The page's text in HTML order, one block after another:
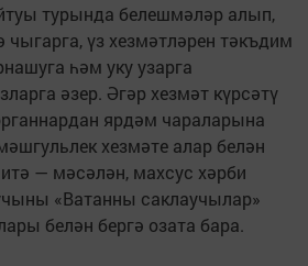
турында белешмәләр алып,
чыгарга, үз хезмәтләрен тәкъдим
һәм уку узарга
әзер. Әгәр хезмәт күрсәтү
ярдәм чараларына
хезмәте алар белән
— мәсәлән, махсус хәрби
«Ватанны саклаучылар»
белән бергә озата бара.